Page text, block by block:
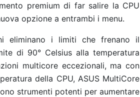
premium di far salire la CPU
opzione a entrambi i menu.
eliminano i limiti che frenano il
di 90° Celsius alla temperatura
multicore eccezionali, ma con
della CPU, ASUS MultiCore
strumenti potenti per aumentare